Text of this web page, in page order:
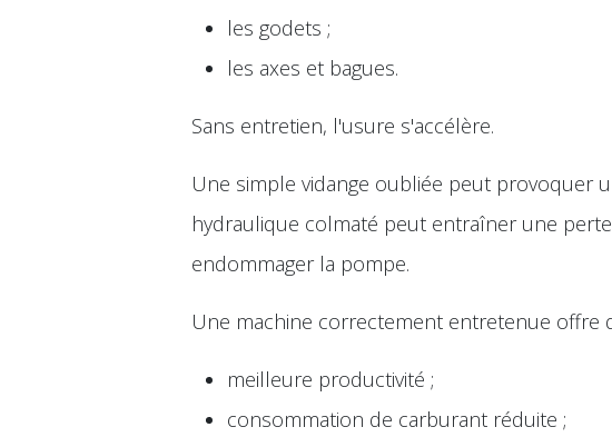
les godets ;
les axes et bagues.
Sans entretien, l'usure s'accélère.
Une simple vidange oubliée peut provoquer
hydraulique colmaté peut entraîner une
endommager la pompe.
Une machine correctement entretenue offre
meilleure productivité ;
consommation de carburant réduite ;